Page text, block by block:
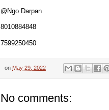
@Ngo Darpan
8010884848
7599250450
on May 29, 2022
No comments: